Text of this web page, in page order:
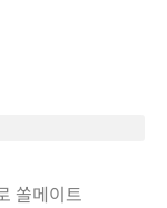
쏠메이트